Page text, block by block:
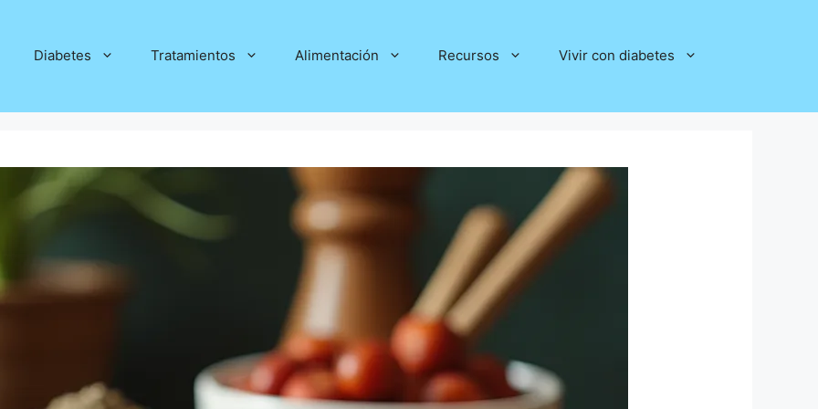
Diabetes Tratamientos Alimentación Recursos Vivir con diabetes